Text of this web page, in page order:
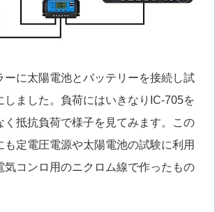
ーに太陽電池とバッテリーを接続し試
しました。負荷にはいきなりIC-705を
く抵抗負荷で様子を見てみます。この
も定電圧電源や太陽電池の試験に利用
気コンロ用のニクロム線で作ったもの